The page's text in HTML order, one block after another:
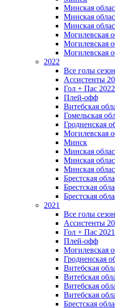
Минская
Минская
Минская
Могилевская
Могилевская
Могилевская
2022
Все голы
Ассистенты
Гол + Пас 2022
Плей-офф
Витебская
Гомельская
Гродненская
Могилевская
Минск
Mинская
Минская
Минская
Брестская
Брестская
Брестская
2021
Все голы
Ассистенты
Гол + Пас 2021
Плей-офф
Могилевская
Гродненская
Витебская
Витебская
Витебская
Витебская
Брестская